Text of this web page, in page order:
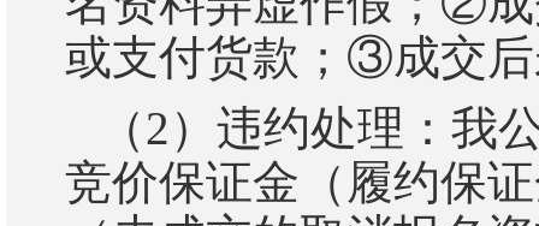
或支付货款； ③成交
（2） 违约处理：我
竞价保证金（履约保